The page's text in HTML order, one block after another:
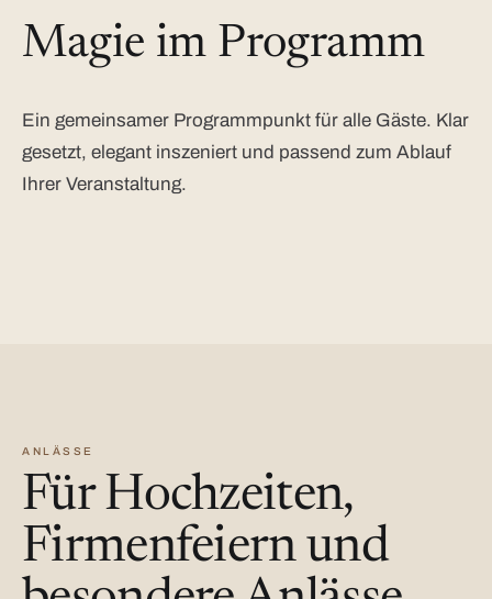
Magie im Programm
Ein gemeinsamer Programmpunkt für alle Gäste. Klar
gesetzt, elegant inszeniert und passend zum Ablauf
Ihrer Veranstaltung.
ANLÄSSE
Für Hochzeiten,
Firmenfeiern und